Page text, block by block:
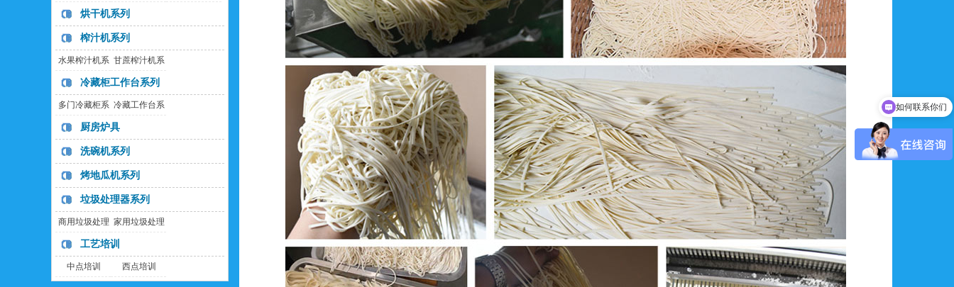
烘干机系列
榨汁机系列
水果榨汁机系
列
甘蔗榨汁机系
列
冷藏柜工作台系列
多门冷藏柜系
列
冷藏工作台系
厨房炉具
洗碗机系列
烤地瓜机系列
垃圾处理器系列
商用垃圾处理
器
家用垃圾处理
工艺培训
中点培训 西点培训
可以介绍下你们的产品么